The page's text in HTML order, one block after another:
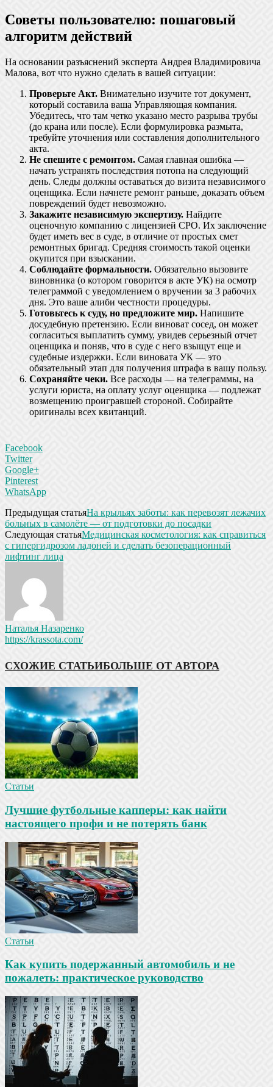
Советы пользователю: пошаговый
алгоритм действий
На основании разъяснений эксперта Андрея Владимировича
Малова, вот что нужно сделать в вашей ситуации:
Проверьте Акт. Внимательно изучите тот документ,
который составила ваша Управляющая компания.
Убедитесь, что там четко указано место разрыва трубы
(до крана или после). Если формулировка размыта,
требуйте уточнения или составления дополнительного
акта.
Не спешите с ремонтом. Самая главная ошибка —
начать устранять последствия потопа на следующий
день. Следы должны оставаться до визита независимого
оценщика. Если начнете ремонт раньше, доказать объем
повреждений будет невозможно.
Закажите независимую экспертизу. Найдите
оценочную компанию с лицензией СРО. Их заключение
будет иметь вес в суде, в отличие от простых смет
ремонтных бригад. Средняя стоимость такой оценки
окупится при взыскании.
Соблюдайте формальности. Обязательно вызовите
виновника (о котором говорится в акте УК) на осмотр
телеграммой с уведомлением о вручении за 3 рабочих
дня. Это ваше алиби честности процедуры.
Готовьтесь к суду, но предложите мир. Напишите
досудебную претензию. Если виноват сосед, он может
согласиться выплатить сумму, увидев серьезный отчет
оценщика и поняв, что в суде с него взыщут еще и
судебные издержки. Если виновата УК — это
обязательный этап для получения штрафа в вашу пользу.
Сохраняйте чеки. Все расходы — на телеграммы, на
услуги юриста, на оплату услуг оценщика — подлежат
возмещению проигравшей стороной. Собирайте
оригиналы всех квитанций.
Facebook
Twitter
Google+
Pinterest
WhatsApp
Предыдущая статьяНа крыльях заботы: как перевозят лежачих
больных в самолёте — от подготовки до посадки
Следующая статьяМедицинская косметология: как справиться
с гипергидрозом ладоней и сделать безоперационный
лифтинг лица
Наталья Назаренко
https://krassota.com/
СХОЖИЕ СТАТЬИБОЛЬШЕ ОТ АВТОРА
Статьи
Лучшие футбольные капперы: как найти
настоящего профи и не потерять банк
Статьи
Как купить подержанный автомобиль и не
пожалеть: практическое руководство